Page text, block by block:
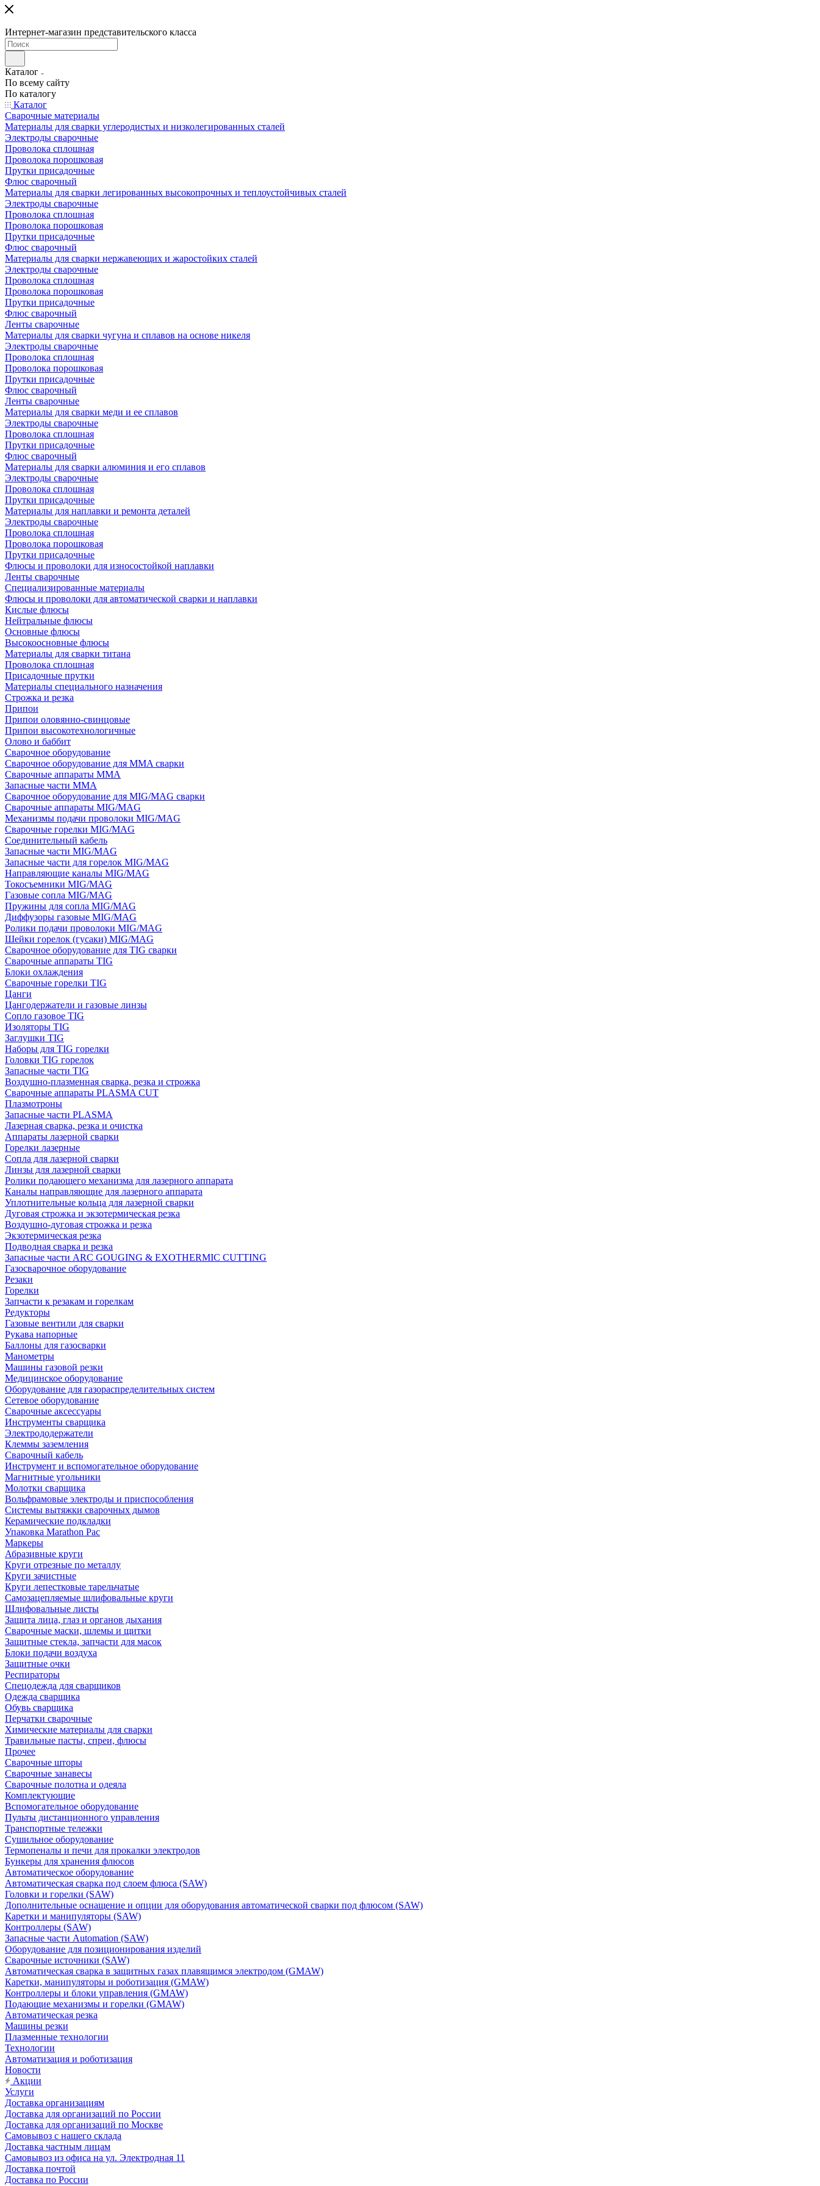
Интернет-магазин представительского класса
Каталог
По всему сайту
По каталогу
Каталог
Сварочные материалы
Материалы для сварки углеродистых и низколегированных сталей
Электроды сварочные
Проволока сплошная
Проволока порошковая
Прутки присадочные
Флюс сварочный
Материалы для сварки легированных высокопрочных и теплоустойчивых сталей
Электроды сварочные
Проволока сплошная
Проволока порошковая
Прутки присадочные
Флюс сварочный
Материалы для сварки нержавеющих и жаростойких сталей
Электроды сварочные
Проволока сплошная
Проволока порошковая
Прутки присадочные
Флюс сварочный
Ленты сварочные
Материалы для сварки чугуна и сплавов на основе никеля
Электроды сварочные
Проволока сплошная
Проволока порошковая
Прутки присадочные
Флюс сварочный
Ленты сварочные
Материалы для сварки меди и ее сплавов
Электроды сварочные
Проволока сплошная
Прутки присадочные
Флюс сварочный
Материалы для сварки алюминия и его сплавов
Электроды сварочные
Проволока сплошная
Прутки присадочные
Материалы для наплавки и ремонта деталей
Электроды сварочные
Проволока сплошная
Проволока порошковая
Прутки присадочные
Флюсы и проволоки для износостойкой наплавки
Ленты сварочные
Специализированные материалы
Флюсы и проволоки для автоматической сварки и наплавки
Кислые флюсы
Нейтральные флюсы
Основные флюсы
Высокоосновные флюсы
Материалы для сварки титана
Проволока сплошная
Присадочные прутки
Материалы специального назначения
Строжка и резка
Припои
Припои оловянно-свинцовые
Припои высокотехнологичные
Олово и баббит
Сварочное оборудование
Сварочное оборудование для MMA сварки
Сварочные аппараты MMA
Запасные части MMA
Сварочное оборудование для MIG/MAG сварки
Сварочные аппараты MIG/MAG
Механизмы подачи проволоки MIG/MAG
Сварочные горелки MIG/MAG
Соединительный кабель
Запасные части MIG/MAG
Запасные части для горелок MIG/MAG
Направляющие каналы MIG/MAG
Токосъемники MIG/MAG
Газовые сопла MIG/MAG
Пружины для сопла MIG/MAG
Диффузоры газовые MIG/MAG
Ролики подачи проволоки MIG/MAG
Шейки горелок (гусаки) MIG/MAG
Сварочное оборудование для TIG сварки
Сварочные аппараты TIG
Блоки охлаждения
Сварочные горелки TIG
Цанги
Цангодержатели и газовые линзы
Сопло газовое TIG
Изоляторы TIG
Заглушки TIG
Наборы для TIG горелки
Головки TIG горелок
Запасные части TIG
Воздушно-плазменная сварка, резка и строжка
Сварочные аппараты PLASMA CUT
Плазмотроны
Запасные части PLASMA
Лазерная сварка, резка и очистка
Аппараты лазерной сварки
Горелки лазерные
Сопла для лазерной сварки
Линзы для лазерной сварки
Ролики подающего механизма для лазерного аппарата
Каналы направляющие для лазерного аппарата
Уплотнительные кольца для лазерной сварки
Дуговая строжка и экзотермическая резка
Воздушно-дуговая строжка и резка
Экзотермическая резка
Подводная сварка и резка
Запасные части ARC GOUGING & EXOTHERMIC CUTTING
Газосварочное оборудование
Резаки
Горелки
Запчасти к резакам и горелкам
Редукторы
Газовые вентили для сварки
Рукава напорные
Баллоны для газосварки
Манометры
Машины газовой резки
Медицинское оборудование
Оборудование для газораспределительных систем
Сетевое оборудование
Сварочные аксессуары
Инструменты сварщика
Электрододержатели
Клеммы заземления
Сварочный кабель
Инструмент и вспомогательное оборудование
Магнитные угольники
Молотки сварщика
Вольфрамовые электроды и приспособления
Системы вытяжки сварочных дымов
Керамические подкладки
Упаковка Marathon Pac
Маркеры
Абразивные круги
Круги отрезные по металлу
Круги зачистные
Круги лепестковые тарельчатые
Самозацепляемые шлифовальные круги
Шлифовальные листы
Защита лица, глаз и органов дыхания
Сварочные маски, шлемы и щитки
Защитные стекла, запчасти для масок
Блоки подачи воздуха
Защитные очки
Респираторы
Спецодежда для сварщиков
Одежда сварщика
Обувь сварщика
Перчатки сварочные
Химические материалы для сварки
Травильные пасты, спреи, флюсы
Прочее
Сварочные шторы
Сварочные занавесы
Сварочные полотна и одеяла
Комплектующие
Вспомогательное оборудование
Пульты дистанционного управления
Транспортные тележки
Сушильное оборудование
Термопеналы и печи для прокалки электродов
Бункеры для хранения флюсов
Автоматическое оборудование
Автоматическая сварка под слоем флюса (SAW)
Головки и горелки (SAW)
Дополнительные оснащение и опции для оборудования автоматической сварки под флюсом (SAW)
Каретки и манипуляторы (SAW)
Контроллеры (SAW)
Запасные части Automation (SAW)
Оборудование для позиционирования изделий
Сварочные источники (SAW)
Автоматическая сварка в защитных газах плавящимся электродом (GMAW)
Каретки, манипуляторы и роботизация (GMAW)
Контроллеры и блоки управления (GMAW)
Подающие механизмы и горелки (GMAW)
Автоматическая резка
Машины резки
Плазменные технологии
Технологии
Автоматизация и роботизация
Новости
Акции
Услуги
Доставка организациям
Доставка для организаций по России
Доставка для организаций по Москве
Самовывоз с нашего склада
Доставка частным лицам
Самовывоз из офиса на ул. Электродная 11
Доставка почтой
Доставка по России